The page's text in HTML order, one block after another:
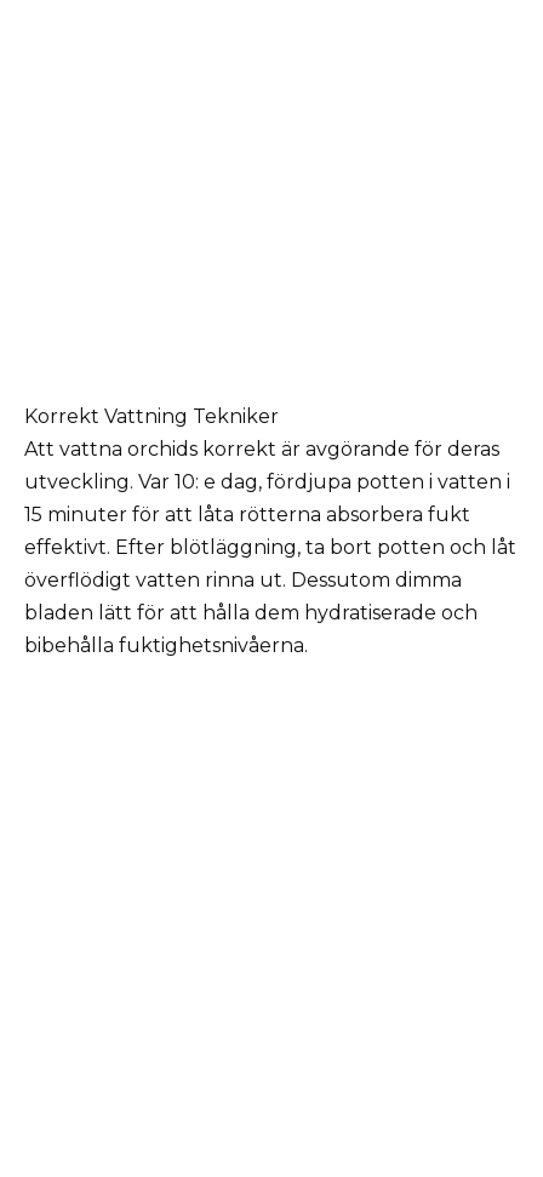
Korrekt Vattning Tekniker
Att vattna orchids korrekt är avgörande för deras
utveckling. Var 10: e dag, fördjupa potten i vatten i
15 minuter för att låta rötterna absorbera fukt
effektivt. Efter blötläggning, ta bort potten och låt
överflödigt vatten rinna ut. Dessutom dimma
bladen lätt för att hålla dem hydratiserade och
bibehålla fuktighetsnivåerna.